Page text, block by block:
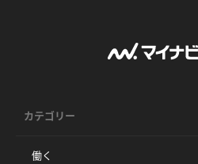
カテゴリー
働く